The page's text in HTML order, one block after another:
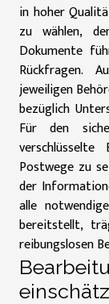
in hoher
zu wählen,
Dokumente
Rückfragen.
jeweiligen
bezüglich
Für den
Postwege zu
der
alle
bereitstellt,
reibungslosen